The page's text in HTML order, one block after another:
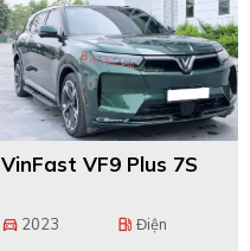
VinFast VF9 Plus 7S
directions_car 2023 local_gas_station Điện